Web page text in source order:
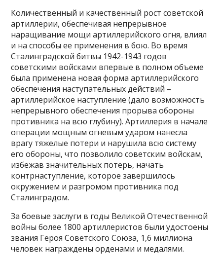
Количественный и качественный рост советской
артиллерии, обеспечивая непрерывное
наращивание мощи артиллерийского огня, влиял
и на способы ее применения в бою. Во время
Сталинградской битвы 1942-1943 годов
советскими войсками впервые в полном объеме
была применена новая форма артиллерийского
обеспечения наступательных действий –
артиллерийское наступление (дало возможность
непрерывного обеспечения прорыва обороны
противника на всю глубину). Артиллерия в начале
операции мощным огневым ударом нанесла
врагу тяжелые потери и нарушила всю систему
его обороны, что позволило советским войскам,
избежав значительных потерь, начать
контрнаступление, которое завершилось
окружением и разгромом противника под
Сталинградом.
За боевые заслуги в годы Великой Отечественной
войны более 1800 артиллеристов были удостоены
звания Героя Советского Союза, 1,6 миллиона
человек награждены орденами и медалями.